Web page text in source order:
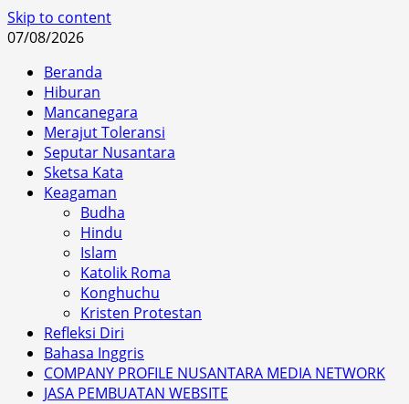
Skip to content
07/08/2026
Beranda
Hiburan
Mancanegara
Merajut Toleransi
Seputar Nusantara
Sketsa Kata
Keagaman
Budha
Hindu
Islam
Katolik Roma
Konghuchu
Kristen Protestan
Refleksi Diri
Bahasa Inggris
COMPANY PROFILE NUSANTARA MEDIA NETWORK
JASA PEMBUATAN WEBSITE